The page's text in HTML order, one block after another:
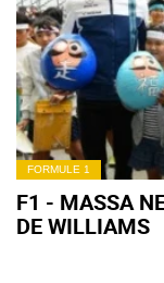
FORMULE 1
F1 - MASSA
DE WILLIAMS